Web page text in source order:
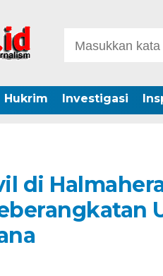
Hukrim Investigasi
di